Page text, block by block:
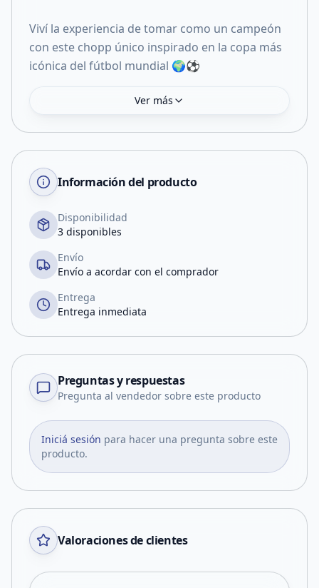
Viví la experiencia de tomar como un campeón
con este chopp único inspirado en la copa más
icónica del fútbol mundial 🌍⚽
Ver más
Información del producto
Disponibilidad
3 disponibles
Envío
Envío a acordar con el comprador
Entrega
Entrega inmediata
Preguntas y respuestas
Pregunta al vendedor sobre este producto
Iniciá sesión para hacer una pregunta sobre este
producto.
Valoraciones de clientes